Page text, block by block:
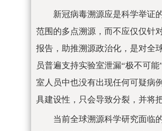
新冠病毒溯源应是科学举证
范围的多点溯源，而不应仅仅针
报告，助推溯源政治化，是对全
员普遍支持实验室泄漏“极不可
室人员中也没有出现任何可疑病
具建设性，只会导致分裂，并将
当前全球溯源科学研究面临